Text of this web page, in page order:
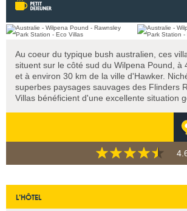
Au coeur du typique bush australien, ces
situent sur le côté sud du Wilpena Pound, à
et à environ 30 km de la ville d'Hawker.
superbes paysages sauvages des Flinders
Villas bénéficient d'une excellente situation
L’HÔTEL